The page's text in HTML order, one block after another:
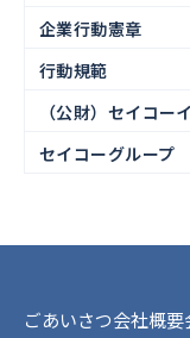
企業行動憲章
行動規範
（公財）セイコー
セイコーグループ
ごあいさつ会社概要